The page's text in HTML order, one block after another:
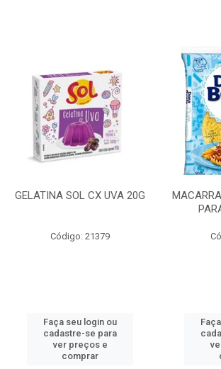
GELATINA SOL CX UVA 20G
Código: 21379
Faça seu login ou
cadastre-se para
ver preços e
comprar